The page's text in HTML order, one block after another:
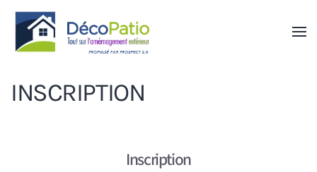
Skip to main content
INSCRIPTION
Inscription